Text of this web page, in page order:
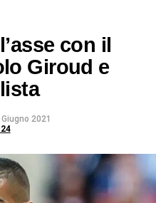
con il
Giroud e
2021